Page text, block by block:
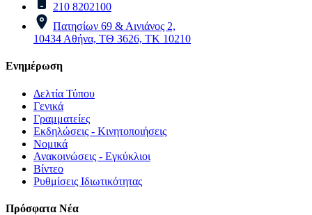
210 8202100
Πατησίων 69 & Αινιάνος 2,
10434 Αθήνα, ΤΘ 3626, ΤΚ 10210
Ενημέρωση
Δελτία Τύπου
Γενικά
Γραμματείες
Εκδηλώσεις - Κινητοποιήσεις
Νομικά
Ανακοινώσεις - Εγκύκλιοι
Βίντεο
Ρυθμίσεις Ιδιωτικότητας
Πρόσφατα Νέα